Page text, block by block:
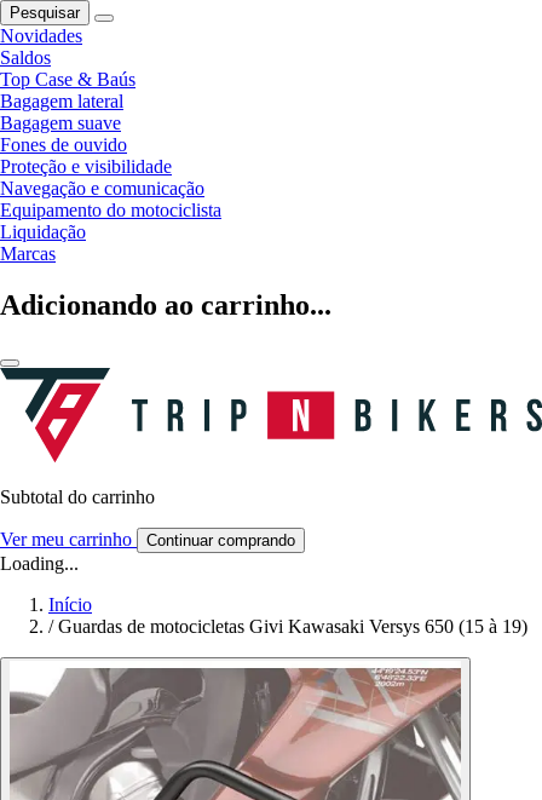
Pesquisar
Novidades
Saldos
Top Case & Baús
Bagagem lateral
Bagagem suave
Fones de ouvido
Proteção e visibilidade
Navegação e comunicação
Equipamento do motociclista
Liquidação
Marcas
Adicionando ao carrinho...
Subtotal do carrinho
Ver meu carrinho Continuar comprando
Loading...
Início
/ Guardas de motocicletas Givi Kawasaki Versys 650 (15 à 19)